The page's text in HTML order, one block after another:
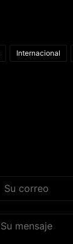
Internacional